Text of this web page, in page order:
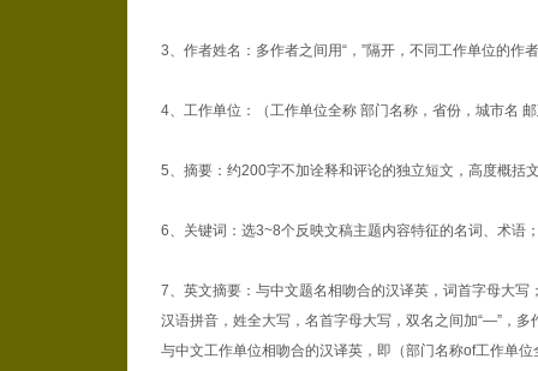
3、作者姓名：多作者之间用“，”隔开，不同工作单位的作
4、工作单位：（工作单位全称 部门名称，省份，城市名
5、摘要：约200字不加诠释和评论的独立短文，高度概括
6、关键词：选3~8个反映文稿主题内容特征的名词、术语
7、英文摘要：与中文题名相吻合的汉译英，词首字母大写
汉语拼音，姓全大写，名首字母大写，双名之间加“—”，多
与中文工作单位相吻合的汉译英，即（部门名称of工作单